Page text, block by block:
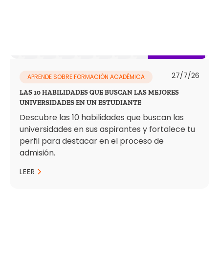
APRENDE SOBRE FORMACIÓN ACADÉMICA 27/7/26
LAS 10 HABILIDADES QUE BUSCAN LAS MEJORES
UNIVERSIDADES EN UN ESTUDIANTE
Descubre las 10 habilidades que buscan las
universidades en sus aspirantes y fortalece tu
perfil para destacar en el proceso de
admisión.
LEER